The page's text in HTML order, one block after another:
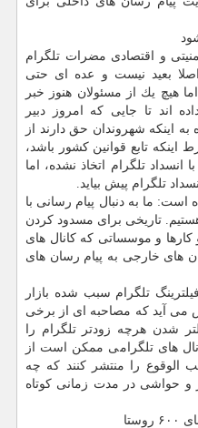
و اقتصادی مضرات تلگرام
بعید نیست و عده ای حتی
هیچ یك از مسئولان هنوز خبر
اند تا جایی كه امروز دبیر
اینكه شهروندان حق دارند از
اینكه تابع قوانین كشور باشد،
تلگرام اتخاذ نشده، اما
تلگرام پیش بیاید.
است: ما به دنبال پیام رسانی با
هستیم. تاریخی برای مسدود كردن
و موسساتی كه كانال های
های خارجی به پیام رسان های
تلگرام سبب شده بازار
می آید كه مصاحبه ای از برخی
شدن هرچه زودتر تلگرام را
های تلگرامی ممكن است از
الوقوع را منتشر كنند كه چه
و حواشی در مدت زمانی كوتاه